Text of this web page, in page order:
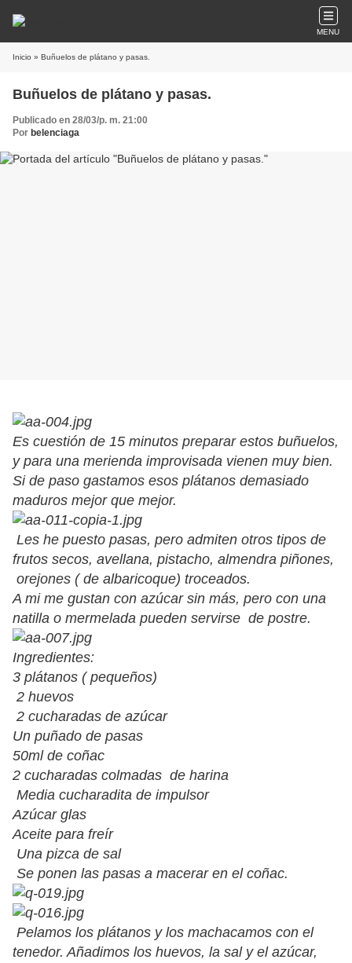
MENU
Inicio » Buñuelos de plátano y pasas.
Buñuelos de plátano y pasas.
Publicado en 28/03/p. m. 21:00
Por belenciaga
Es cuestión de 15 minutos preparar estos buñuelos,
y para una merienda improvisada vienen muy bien.
Si de paso gastamos esos plátanos demasiado
maduros mejor que mejor.
Les he puesto pasas, pero admiten otros tipos de
frutos secos, avellana, pistacho, almendra piñones,
orejones ( de albaricoque) troceados.
A mi me gustan con azúcar sin más, pero con una
natilla o mermelada pueden servirse de postre.
Ingredientes:
3 plátanos ( pequeños)
2 huevos
2 cucharadas de azúcar
Un puñado de pasas
50ml de coñac
2 cucharadas colmadas de harina
Media cucharadita de impulsor
Azúcar glas
Aceite para freír
Una pizca de sal
Se ponen las pasas a macerar en el coñac.
Pelamos los plátanos y los machacamos con el
tenedor. Añadimos los huevos, la sal y el azúcar,